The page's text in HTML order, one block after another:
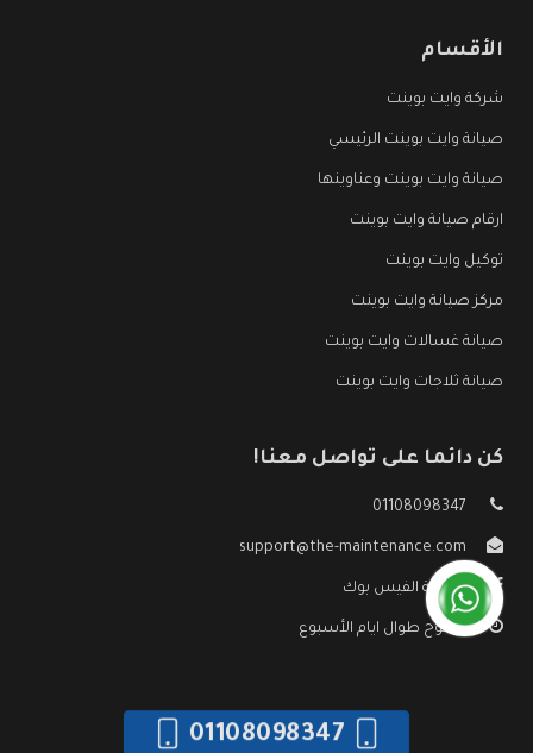
الأقسام
شركة وايت بوينت
صيانة وايت بوينت الرئيسي
صيانة وايت بوينت وعناوينها
ارقام صيانة وايت بوينت
توكيل وايت بوينت
مركز صيانة وايت بوينت
صيانة غسالات وايت بوينت
صيانة ثلاجات وايت بوينت
كن دائما على تواصل معنا!
01108098347
support@the-maintenance.com
صفحة الفيس بوك
مفتوح طوال ايام الأسبوع
01108098347